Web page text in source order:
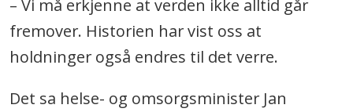
– Vi må erkjenne at verden ikke alltid går
fremover. Historien har vist oss at
holdninger også endres til det verre.
Det sa helse- og omsorgsminister Jan